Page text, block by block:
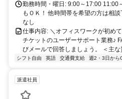
勤務時間・曜日: 9:00～17:00 11:00
もＯＫ！ 他時間帯を希望の方は相
なし
仕事内容: ＼オフィスワークが初め
チケットのユーザーサポート業務♪
びメールで回答しましょう。 ＜主
シフト自由 英語 交通費支給 週2・3日から
派遣社員